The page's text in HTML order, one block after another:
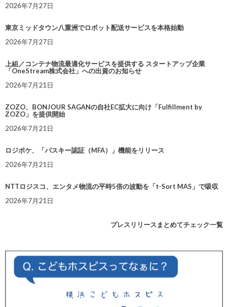
2026年7月27日
東京ミッドタウン八重洲でロボット配送サービスを本格始動
2026年7月27日
上組／コンテナ物流最適化サービスを提供する スタートアップ企業
「OneStream株式会社」への出資のお知らせ
2026年7月21日
ZOZO、BONJOUR SAGANの自社EC拡大に向け「Fulfillment by
ZOZO」を提供開始
2026年7月21日
ロジポケ、「パスキー認証（MFA）」機能をリリース
2026年7月21日
NTTロジスコ、エンタメ物流の平時5倍の波動を「t-Sort MAS」で吸収
2026年7月21日
プレスリリースまとめてチェック一覧